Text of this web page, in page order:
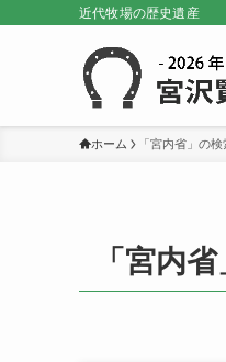
近代牧場の歴史遺産
ホーム 「宮内省」の
「宮内